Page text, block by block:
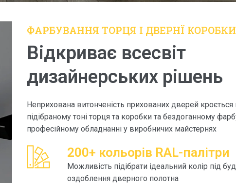
ФАРБУВАННЯ ТОРЦЯ І ДВЕРНЇ КОРОБКИ
Відкриває всесвіт
дизайнерських рішень
Неприхована витонченість прихованих дверей кроється
підібраному тоні торця та коробки та бездоганному
професійному обладнанні у виробничих майстернях
200+ кольорів RAL-палітри
Можливість підібрати ідеальний колір під
оздоблення дверного полотна